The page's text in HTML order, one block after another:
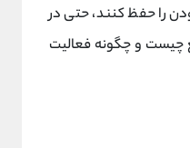
را حفظ کنند، حتی در
چیست و چگونه فعالیت